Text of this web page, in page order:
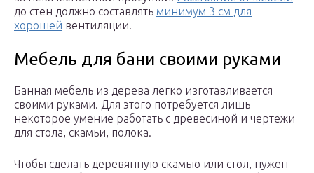
до стен должно составлять минимум 3 см для
хорошей вентиляции.
Мебель для бани своими руками
Банная мебель из дерева легко изготавливается
своими руками. Для этого потребуется лишь
некоторое умение работать с древесиной и чертежи
для стола, скамьи, полока.
Чтобы сделать деревянную скамью или стол, нужен